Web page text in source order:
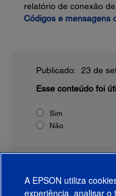
relatório de conexão de
Códigos e mensagens
Publicado: 23 de
Esse conteúdo foi
Sim
Não
A EPSON utiliza
experiência, analisar